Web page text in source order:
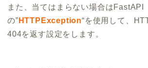
また、当てはまらない場合はFastAPI
の” HTTPException“を使用して、
404を返す設定をします。